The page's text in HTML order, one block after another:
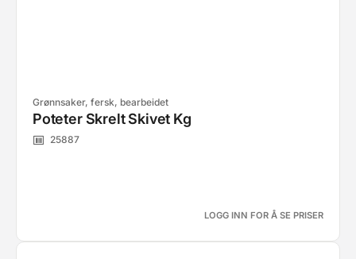
Grønnsaker, fersk, bearbeidet
Poteter Skrelt Skivet Kg
25887
LOGG INN FOR Å SE PRISER